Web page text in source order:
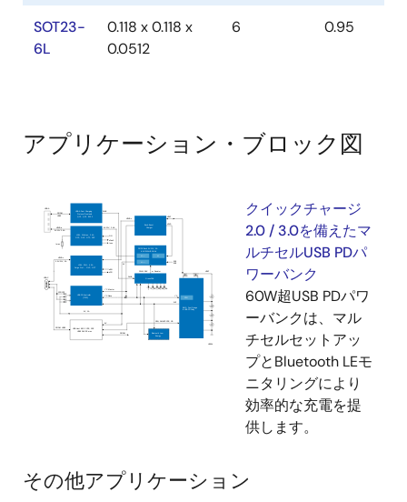
SOT23-
6L
0.118 x 0.118 x
0.0512
6 0.95
アプリケーション・ブロック図
クイックチャージ
2.0 / 3.0を備えたマ
ルチセルUSB PDパ
ワーバンク
60W超USB PDパワ
ーバンクは、マル
チセルセットアッ
プとBluetooth LEモ
ニタリングにより
効率的な充電を提
供します。
その他アプリケーション